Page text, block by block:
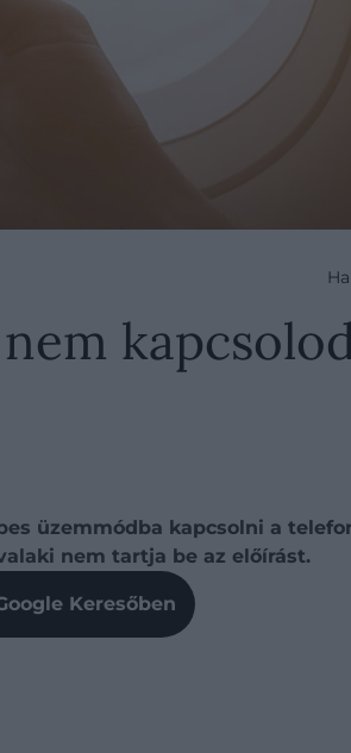
üzemmódba kapcsolni a
nem tartja be az előírást.
Keresőben